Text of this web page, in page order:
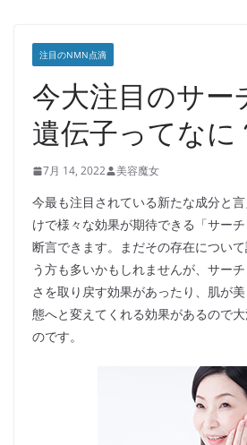
注目のNMN点滴
今大注目のサー
遺伝子ってなに
7月 14, 2022 美容魔女
今最も注目されている新たな成分と
けで様々な効果が期待できる「サー
断言できます。まだその存在につい
う方も多いかもしれませんが、サー
さを取り戻す効果があったり、肌が
態へと変えてくれる効果があるので
のです。